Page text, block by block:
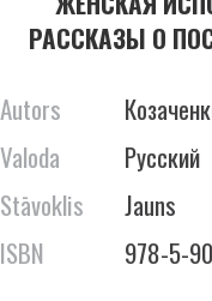
РАССКАЗЫ О
Autors
Valoda
Русский
Stāvoklis
Jauns
ISBN
978-5-